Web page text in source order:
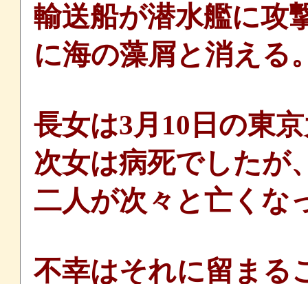
輸送船が潜水艦に攻
に海の藻屑と消える
長女は3月10日の東
次女は病死でしたが
二人が次々と亡くな
不幸はそれに留まる